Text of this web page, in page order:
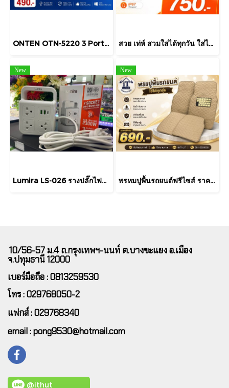
ONTEN OTN-5220 3 Port USB HUB v3.0 + LAN ONTEN 4 in 1 USB 3 Port + Lan Support Windows / Linux / Mac OS สวย เท่ห์ สวมใส่ได้ทุกวัน ใส่ได้ทุกเพศทุกวัย สนใจสั่งได้จ้า
New
Lumira LS-026 รางปลั๊กไฟพ่วง 7 ช่อง พร้อม USB-C และ USB-A (3 เมตร)
New
พรหมปูพื้นรถยนต์ฟรีไซส์ ราคาพิเศษ ต้องการตรงรุ่นสอบถามเพิ่มเติมได้นะคะ
10/56-57 ม.4 ถ.กรุงเทพฯ-นนท์ ต.บางขะแยง อ.เมือง
จ.ปทุมธานี 12000
เบอร์มือถือ : 0813259530
โทร : 029768050-2
แฟกส์ : 029768340
email : pong9530@hotmail.com
@ithut